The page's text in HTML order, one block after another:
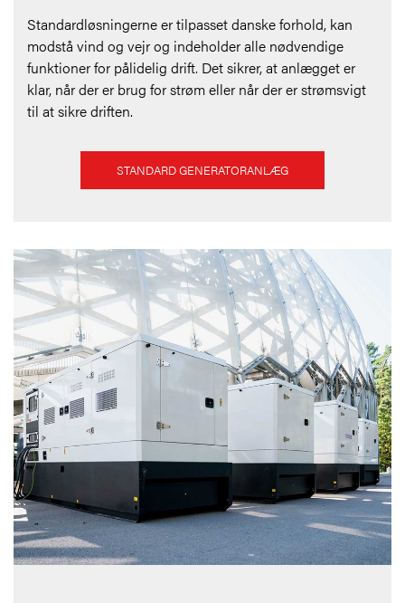
Standardløsningerne er tilpasset danske forhold, kan
modstå vind og vejr og indeholder alle nødvendige
funktioner for pålidelig drift. Det sikrer, at anlægget er
klar, når der er brug for strøm eller når der er strømsvigt
til at sikre driften.
STANDARD GENERATORANLÆG